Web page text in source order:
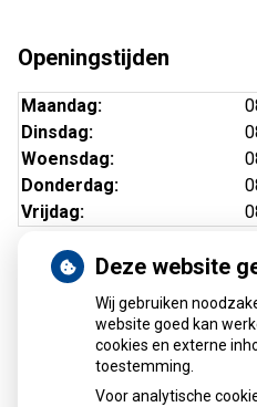
Openingstijden
Maandag:
Dinsdag:
Woensdag:
Donderdag:
Vrijdag:
Deze website
Wij gebruiken
website goed kan
cookies en externe
toestemming.
Voor analytische